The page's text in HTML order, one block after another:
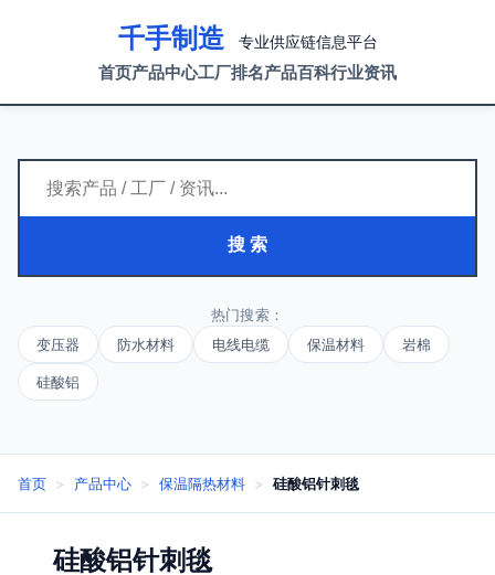
千手制造 专业供应链信息平台
首页产品中心工厂排名产品百科行业资讯
搜 索
热门搜索：
变压器
防水材料 电线电缆 保温材料 岩棉
硅酸铝
首页 > 产品中心 > 保温隔热材料 > 硅酸铝针刺毯
硅酸铝针刺毯